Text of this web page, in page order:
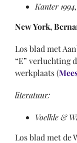
Kanter
New York,
Los blad met
“E” verluchting
werkplaats (
literatuur:
Voelkle &
Los blad met de